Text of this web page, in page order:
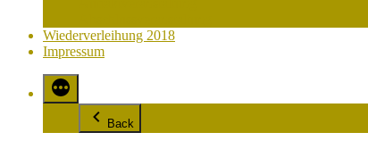
Wiederverleihung 2018
Impressum
Back